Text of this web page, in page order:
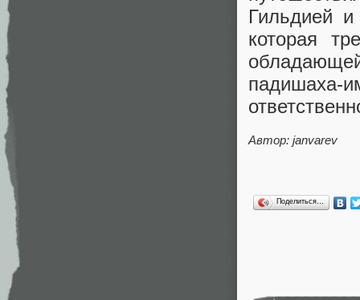
Гильдией
которая
Автор: janvarev
Поделиться…